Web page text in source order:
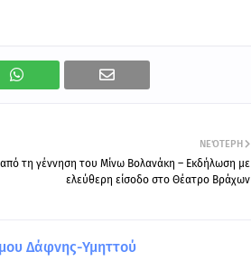
ΝΕΌΤΕΡΗ
από τη γέννηση του Μίνω Βολανάκη – Εκδήλωση με
ελεύθερη είσοδο στο Θέατρο Βράχων
Δάφνης-Υμηττού